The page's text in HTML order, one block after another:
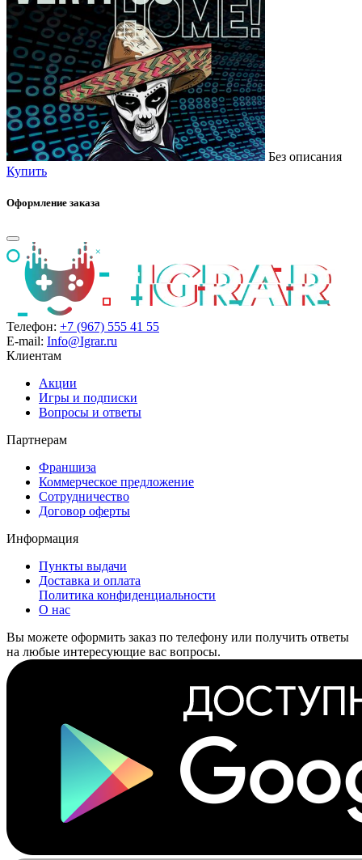
Без описания
Купить
Оформление заказа
Телефон: +7 (967) 555 41 55
E-mail: Info@Igrar.ru
Клиентам
Акции
Игры и подписки
Вопросы и ответы
Партнерам
Франшиза
Коммерческое предложение
Сотрудничество
Договор оферты
Информация
Пункты выдачи
Доставка и оплата
Политика конфиденциальности
О нас
Вы можете оформить заказ по телефону или получить ответы
на любые интересующие вас вопросы.